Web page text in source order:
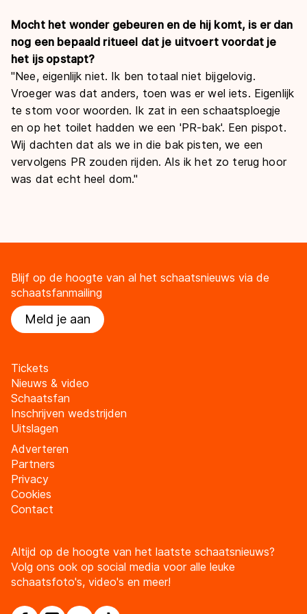
Mocht het wonder gebeuren en de hij komt, is er dan
nog een bepaald ritueel dat je uitvoert voordat je
het ijs opstapt?
"Nee, eigenlijk niet. Ik ben totaal niet bijgelovig.
Vroeger was dat anders, toen was er wel iets. Eigenlijk
te stom voor woorden. Ik zat in een schaatsploegje
en op het toilet hadden we een 'PR-bak'. Een pispot.
Wij dachten dat als we in die bak pisten, we een
vervolgens PR zouden rijden. Als ik het zo terug hoor
was dat echt heel dom."
Blijf op de hoogte van al het schaatsnieuws via de
schaatsfanmailing
Meld je aan
Tickets
Nieuws & video
Schaatsfan
Inschrijven wedstrijden
Uitslagen
Adverteren
Partners
Privacy
Cookies
Contact
Altijd op de hoogte van het laatste schaatsnieuws?
Volg ons ook op social media voor alle leuke
schaatsfoto's, video's en meer!